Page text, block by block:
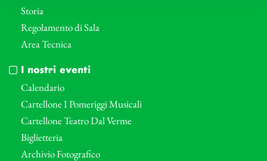
Storia
Regolamento di Sala
Area Tecnica
I nostri eventi
Calendario
Cartellone I Pomeriggi Musicali
Cartellone Teatro Dal Verme
Biglietteria
Archivio Fotografico